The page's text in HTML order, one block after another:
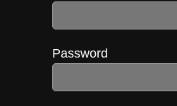
Password